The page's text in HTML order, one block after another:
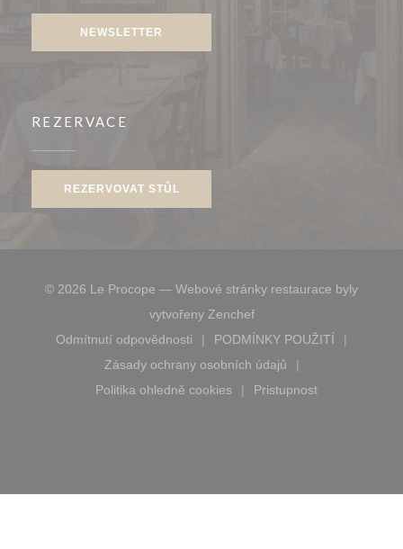
NEWSLETTER
REZERVACE
REZERVOVAT STŮL
© 2026 Le Procope — Webové stránky restaurace byly
vytvořeny Zenchef((otevře se v novém
Odmítnutí odpovědnosti
((otevře se v novém okně))
PODMÍNKY POUŽITÍ
((otevře se v
Zásady ochrany osobních údajů
((otevře se v novém okně))
Politika ohledně cookies
((otevře se v novém okně))
Pristupnost
((otevře se v novém